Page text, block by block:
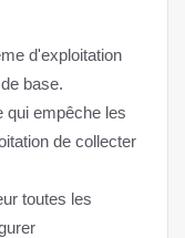
d'exploitation
base.
qui empêche les
de collecter
toutes les